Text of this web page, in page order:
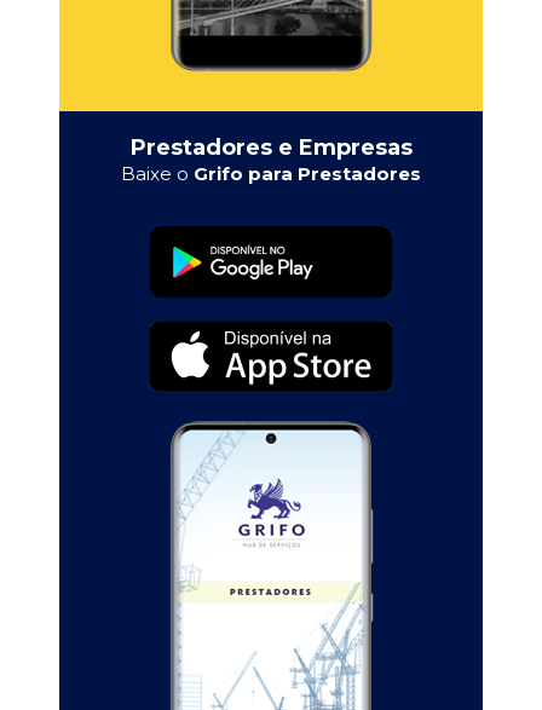
Prestadores e Empresas
Baixe o Grifo para Prestadores